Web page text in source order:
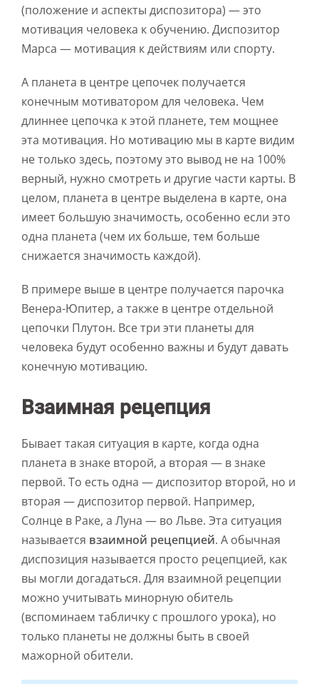
(положение и аспекты диспозитора) — это
мотивация человека к обучению. Диспозитор
Марса — мотивация к действиям или спорту.
А планета в центре цепочек получается
конечным мотиватором для человека. Чем
длиннее цепочка к этой планете, тем мощнее
эта мотивация. Но мотивацию мы в карте видим
не только здесь, поэтому это вывод не на 100%
верный, нужно смотреть и другие части карты. В
целом, планета в центре выделена в карте, она
имеет большую значимость, особенно если это
одна планета (чем их больше, тем больше
снижается значимость каждой).
В примере выше в центре получается парочка
Венера-Юпитер, а также в центре отдельной
цепочки Плутон. Все три эти планеты для
человека будут особенно важны и будут давать
конечную мотивацию.
Взаимная рецепция
Бывает такая ситуация в карте, когда одна
планета в знаке второй, а вторая — в знаке
первой. То есть одна — диспозитор второй, но и
вторая — диспозитор первой. Например,
Солнце в Раке, а Луна — во Льве. Эта ситуация
называется взаимной рецепцией. А обычная
диспозиция называется просто рецепцией, как
вы могли догадаться. Для взаимной рецепции
можно учитывать минорную обитель
(вспоминаем табличку с прошлого урока), но
только планеты не должны быть в своей
мажорной обители.